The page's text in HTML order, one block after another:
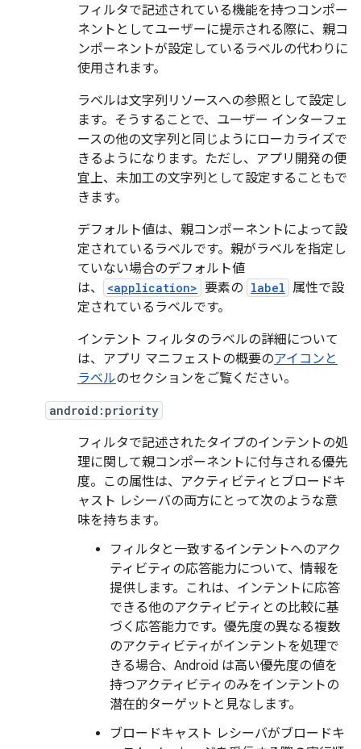
フィルタで記述されている機能を持つコンポー
ネントとしてユーザーに提示される際に、親コ
ンポーネントが設定しているラベルの代わりに
使用されます。
ラベルは文字列リソースへの参照として設定し
ます。そうすることで、ユーザー インターフェ
ースの他の文字列と同じようにローカライズで
きるようになります。ただし、アプリ開発の便
宜上、未加工の文字列として設定することもで
きます。
デフォルト値は、親コンポーネントによって設
定されているラベルです。親がラベルを指定し
ていない場合のデフォルト値
は、
<application> 要素の label 属性で設
定されているラベルです。
インテント フィルタのラベルの詳細について
は、アプリ マニフェストの概要のアイコンと
ラベルのセクションをご覧ください。
android:priority
フィルタで記述されたタイプのインテントの処
理に関して親コンポーネントに付与される優先
度。この属性は、アクティビティとブロードキ
ャスト レシーバの両方にとって次のような意
味を持ちます。
フィルタと一致するインテントへのアク
ティビティの応答能力について、情報を
提供します。これは、インテントに応答
できる他のアクティビティとの比較に基
づく応答能力です。優先度の異なる複数
のアクティビティがインテントを処理で
きる場合、Android は高い優先度の値を
持つアクティビティのみをインテントの
潜在的ターゲットと見なします。
ブロードキャスト レシーバがブロードキ